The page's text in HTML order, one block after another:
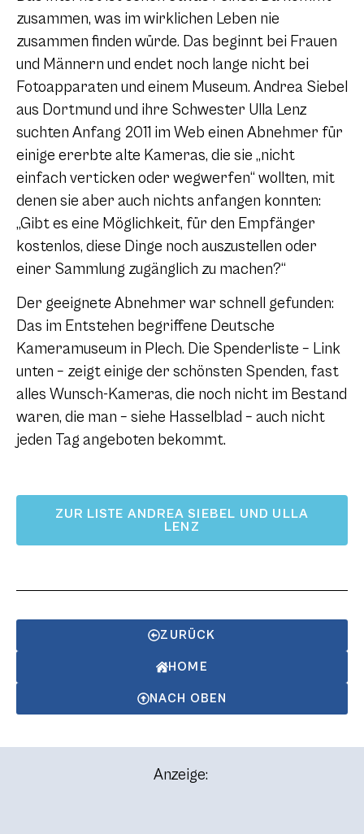
zusammen, was im wirklichen Leben nie
zusammen finden würde. Das beginnt bei Frauen
und Männern und endet noch lange nicht bei
Fotoapparaten und einem Museum. Andrea Siebel
aus Dortmund und ihre Schwester Ulla Lenz
suchten Anfang 2011 im Web einen Abnehmer für
einige ererbte alte Kameras, die sie „nicht
einfach verticken oder wegwerfen“ wollten, mit
denen sie aber auch nichts anfangen konnten:
„Gibt es eine Möglichkeit, für den Empfänger
kostenlos, diese Dinge noch auszustellen oder
einer Sammlung zugänglich zu machen?“
Der geeignete Abnehmer war schnell gefunden:
Das im Entstehen begriffene Deutsche
Kameramuseum in Plech. Die Spenderliste – Link
unten – zeigt einige der schönsten Spenden, fast
alles Wunsch-Kameras, die noch nicht im Bestand
waren, die man – siehe Hasselblad – auch nicht
jeden Tag angeboten bekommt.
ZUR LISTE ANDREA SIEBEL UND ULLA
LENZ
ZURÜCK
HOME
NACH OBEN
Anzeige: